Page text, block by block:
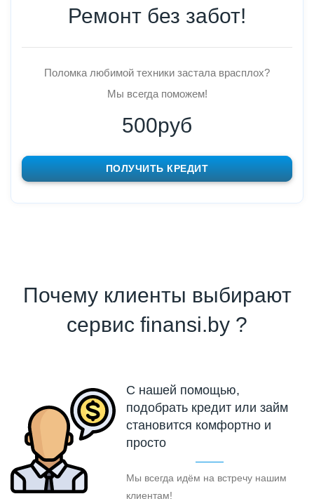
Ремонт без забот!
Поломка любимой техники застала врасплох?
Мы всегда поможем!
500руб
ПОЛУЧИТЬ КРЕДИТ
Почему клиенты выбирают
сервис finansi.by ?
С нашей помощью,
подобрать кредит или займ
становится комфортно и
просто
Мы всегда идём на встречу нашим
клиентам!